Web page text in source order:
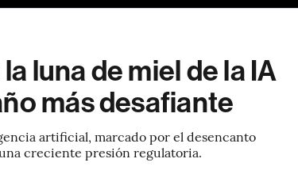
luna de miel de la IA
más desafiante
artificial, marcado por el desencanto
creciente presión regulatoria.